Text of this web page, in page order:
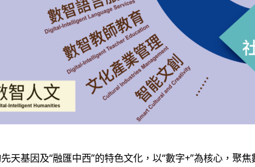
基因及“融匯中西”的特色文化，以“數字+”為核心，聚